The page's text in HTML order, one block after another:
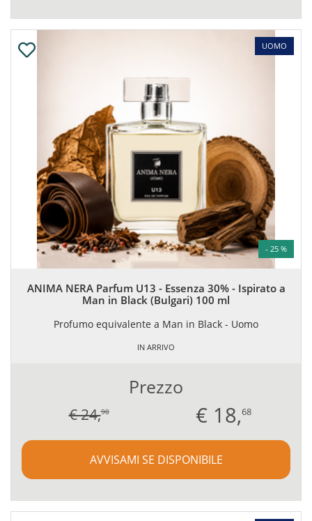
- 25 %
UOMO
ANIMA NERA Parfum U13 - Essenza 30% - Ispirato a
Man in Black (Bulgari) 100 ml
Profumo equivalente a Man in Black - Uomo
IN ARRIVO
Prezzo
€ 24,90 € 18,68
AVVISAMI SE DISPONIBILE